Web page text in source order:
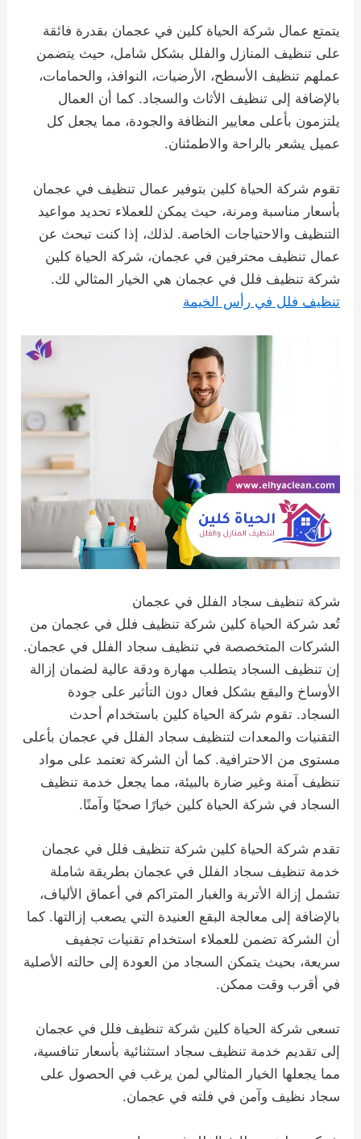
يتمتع عمال شركة الحياة كلين في عجمان بقدرة فائقة
على تنظيف المنازل والفلل بشكل شامل، حيث يتضمن
عملهم تنظيف الأسطح، الأرضيات، النوافذ، والحمامات،
بالإضافة إلى تنظيف الأثاث والسجاد. كما أن العمال
يلتزمون بأعلى معايير النظافة والجودة، مما يجعل كل
عميل يشعر بالراحة والاطمئنان.
تقوم شركة الحياة كلين بتوفير عمال تنظيف في عجمان
بأسعار مناسبة ومرنة، حيث يمكن للعملاء تحديد مواعيد
التنظيف والاحتياجات الخاصة. لذلك، إذا كنت تبحث عن
عمال تنظيف محترفين في عجمان، شركة الحياة كلين
شركة تنظيف فلل في عجمان هي الخيار المثالي لك.
تنظيف فلل في رأس الخيمة
شركة تنظيف سجاد الفلل في عجمان
تُعد شركة الحياة كلين شركة تنظيف فلل في عجمان من
الشركات المتخصصة في تنظيف سجاد الفلل في عجمان.
إن تنظيف السجاد يتطلب مهارة ودقة عالية لضمان إزالة
الأوساخ والبقع بشكل فعال دون التأثير على جودة
السجاد. تقوم شركة الحياة كلين باستخدام أحدث
التقنيات والمعدات لتنظيف سجاد الفلل في عجمان بأعلى
مستوى من الاحترافية. كما أن الشركة تعتمد على مواد
تنظيف آمنة وغير ضارة بالبيئة، مما يجعل خدمة تنظيف
السجاد في شركة الحياة كلين خيارًا صحيًا وآمنًا.
تقدم شركة الحياة كلين شركة تنظيف فلل في عجمان
خدمة تنظيف سجاد الفلل في عجمان بطريقة شاملة
تشمل إزالة الأتربة والغبار المتراكم في أعماق الألياف،
بالإضافة إلى معالجة البقع العنيدة التي يصعب إزالتها. كما
أن الشركة تضمن للعملاء استخدام تقنيات تجفيف
سريعة، بحيث يتمكن السجاد من العودة إلى حالته الأصلية
في أقرب وقت ممكن.
تسعى شركة الحياة كلين شركة تنظيف فلل في عجمان
إلى تقديم خدمة تنظيف سجاد استثنائية بأسعار تنافسية،
مما يجعلها الخيار المثالي لمن يرغب في الحصول على
سجاد نظيف وآمن في فلته في عجمان.